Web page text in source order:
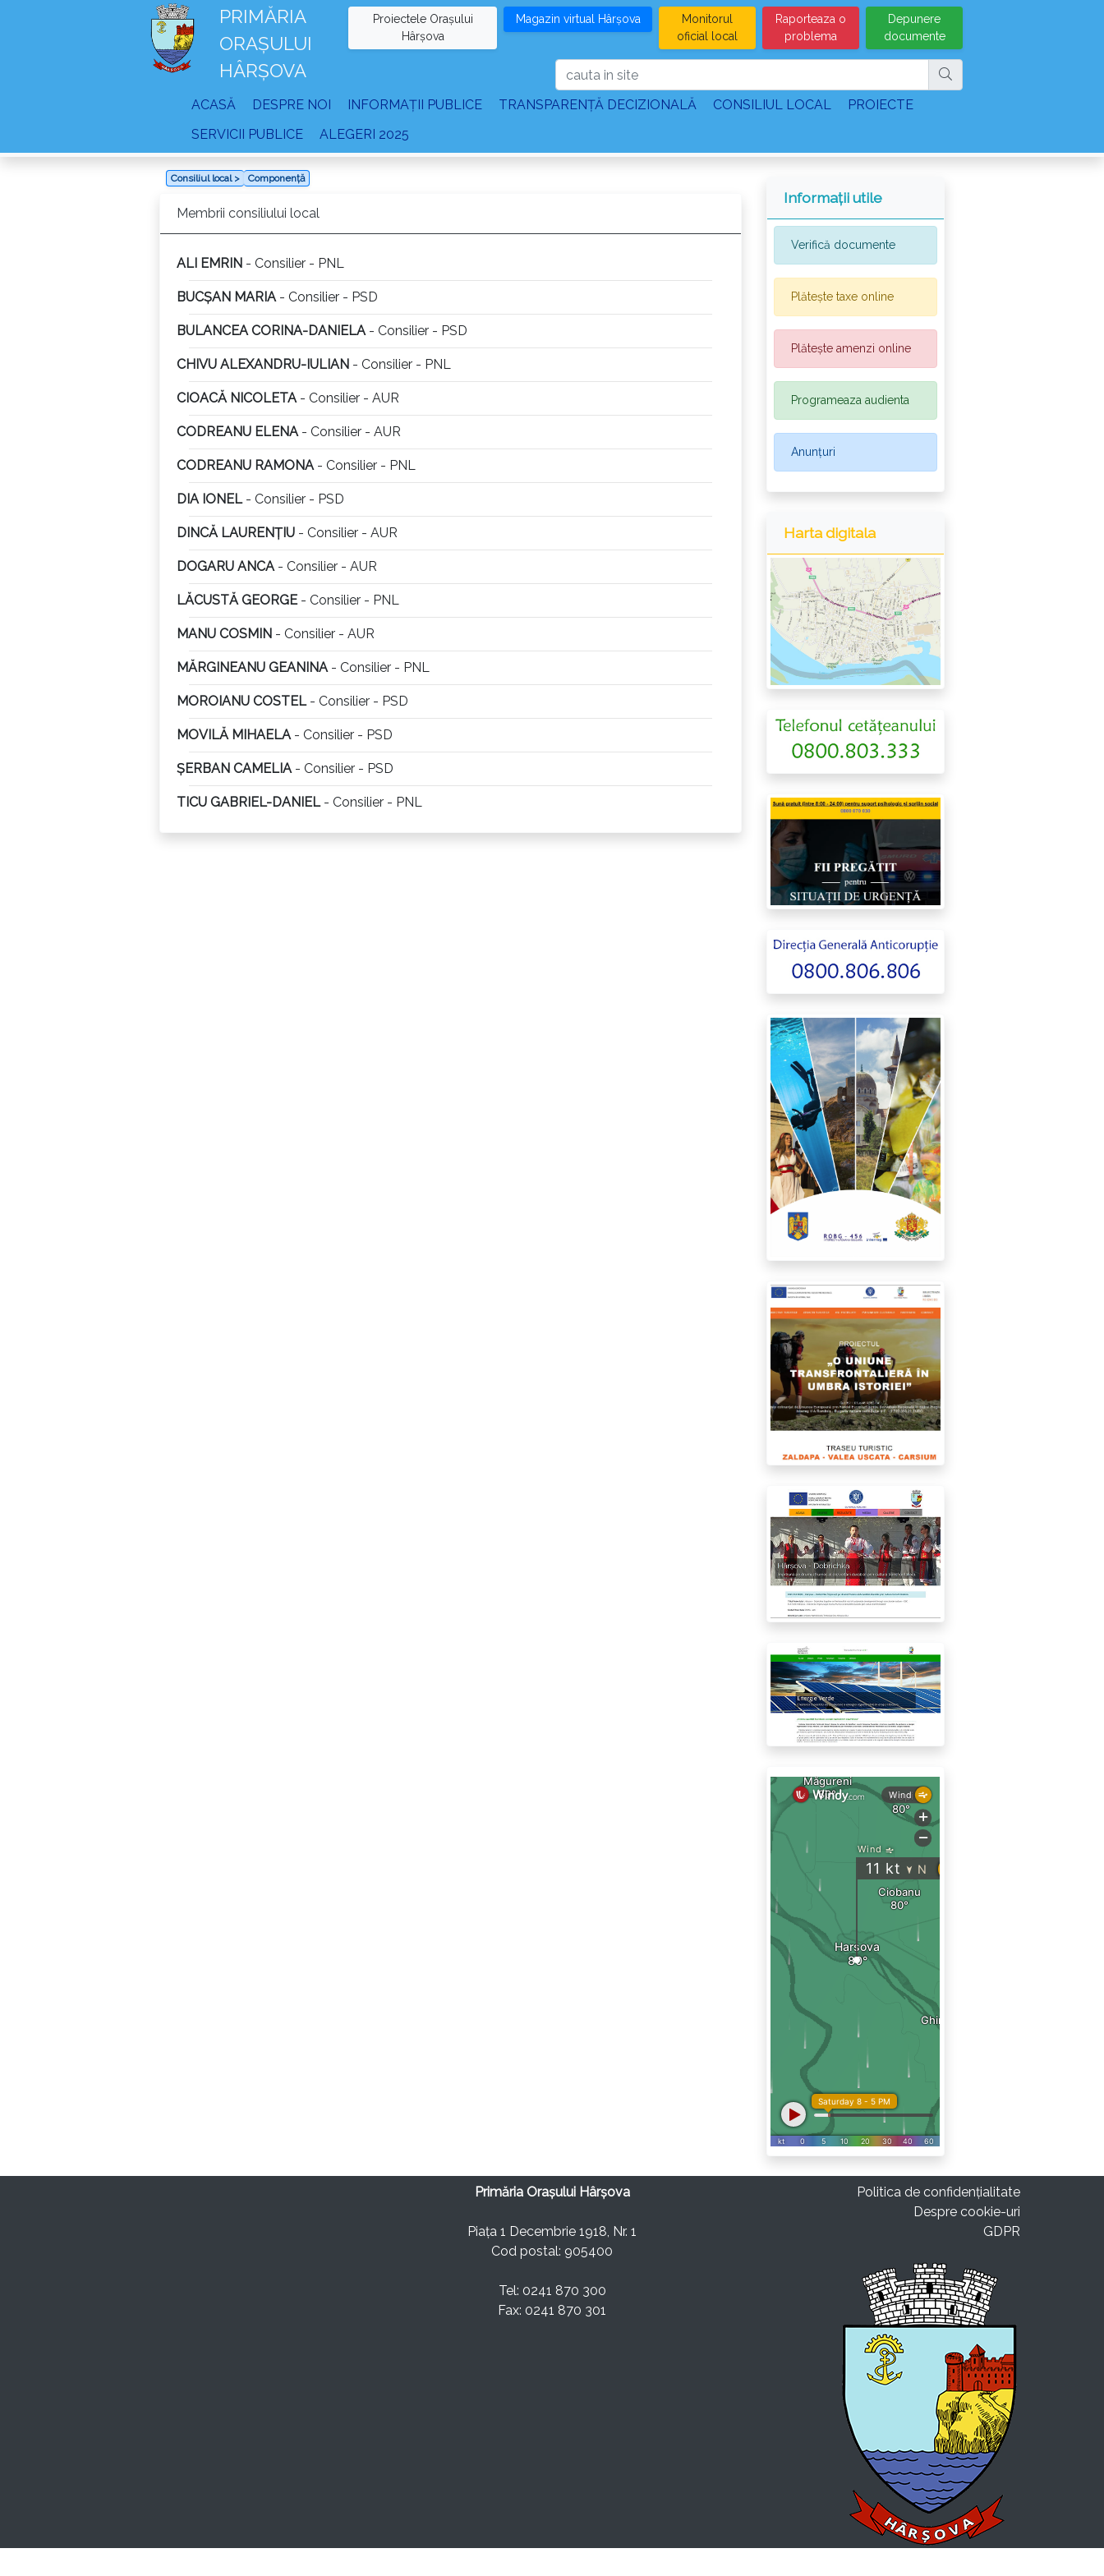
PRIMĂRIA
ORAȘULUI
HÂRȘOVA
Proiectele Orașului
Hârșova
Magazin virtual Hârșova
Monitorul
oficial local
Raporteaza o
problema
Depunere
documente
ACASĂ DESPRE NOI INFORMAȚII PUBLICE TRANSPARENȚĂ DECIZIONALĂ CONSILIUL LOCAL
PROIECTE
SERVICII PUBLICE
ALEGERI 2025
Consiliul local > Componență
Membrii consiliului local
ALI EMRIN - Consilier - PNL
BUCȘAN MARIA- Consilier - PSD
BULANCEA CORINA-DANIELA- Consilier - PSD
CHIVU ALEXANDRU-IULIAN - Consilier - PNL
CIOACĂ NICOLETA- Consilier - AUR
CODREANU ELENA- Consilier - AUR
CODREANU RAMONA- Consilier - PNL
DIA IONEL- Consilier - PSD
DINCĂ LAURENȚIU - Consilier - AUR
DOGARU ANCA- Consilier - AUR
LĂCUSTĂ GEORGE- Consilier - PNL
MANU COSMIN - Consilier - AUR
MĂRGINEANU GEANINA- Consilier - PNL
MOROIANU COSTEL- Consilier - PSD
MOVILĂ MIHAELA- Consilier - PSD
ȘERBAN CAMELIA- Consilier - PSD
TICU GABRIEL-DANIEL- Consilier - PNL
Informații utile
Verifică documente
Plătește taxe online
Plătește amenzi online
Programeaza audienta
Anunțuri
Harta digitala
Primăria Orașului Hârșova
Piața 1 Decembrie 1918, Nr. 1
Cod postal: 905400
Tel: 0241 870 300
Fax: 0241 870 301
Politica de confidențialitate
Despre cookie-uri
GDPR